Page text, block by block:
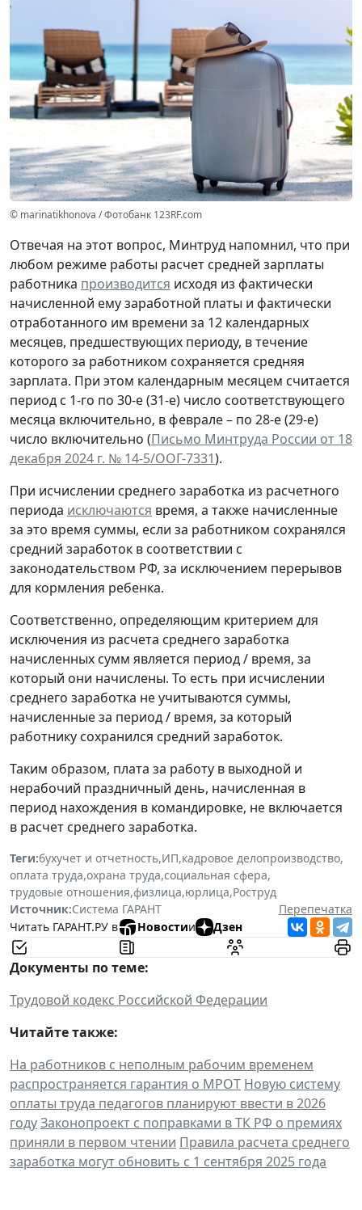
© marinatikhonova / Фотобанк 123RF.com
Отвечая на этот вопрос, Минтруд напомнил, что при
любом режиме работы расчет средней зарплаты
работника производится исходя из фактически
начисленной ему заработной платы и фактически
отработанного им времени за 12 календарных
месяцев, предшествующих периоду, в течение
которого за работником сохраняется средняя
зарплата. При этом календарным месяцем считается
период с 1-го по 30-е (31-е) число соответствующего
месяца включительно, в феврале – по 28-е (29-е)
число включительно (Письмо Минтруда России от 18
декабря 2024 г. № 14-5/ООГ-7331).
При исчислении среднего заработка из расчетного
периода исключаются время, а также начисленные
за это время суммы, если за работником сохранялся
средний заработок в соответствии с
законодательством РФ, за исключением перерывов
для кормления ребенка.
Соответственно, определяющим критерием для
исключения из расчета среднего заработка
начисленных сумм является период / время, за
который они начислены. То есть при исчислении
среднего заработка не учитываются суммы,
начисленные за период / время, за который
работнику сохранился средний заработок.
Таким образом, плата за работу в выходной и
нерабочий праздничный день, начисленная в
период нахождения в командировке, не включается
в расчет среднего заработка.
Теги:бухучет и отчетность,ИП,кадровое делопроизводство,
оплата труда,охрана труда,социальная сфера,
трудовые отношения,физлица,юрлица,Роструд
Источник:Система ГАРАНТ
Перепечатка
Читать ГАРАНТ.РУ в
Новостии Дзен
Документы по теме:
Трудовой кодекс Российской Федерации
Читайте также:
На работников с неполным рабочим временем
распространяется гарантия о МРОТ Новую систему
оплаты труда педагогов планируют ввести в 2026
годуЗаконопроект с поправками в ТК РФ о премиях
приняли в первом чтении Правила расчета среднего
заработка могут обновить с 1 сентября 2025 года